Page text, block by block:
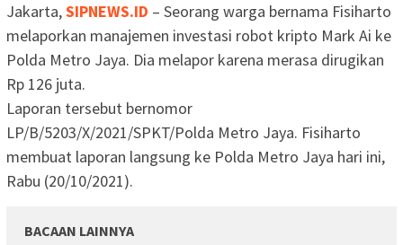
Jakarta,SIPNEWS.ID – Seorang warga bernama Fisiharto
melaporkan manajemen investasi robot kripto Mark Ai ke
Polda Metro Jaya. Dia melapor karena merasa dirugikan
Rp 126 juta.
Laporan tersebut bernomor
LP/B/5203/X/2021/SPKT/Polda Metro Jaya. Fisiharto
membuat laporan langsung ke Polda Metro Jaya hari ini,
Rabu (20/10/2021).
BACAAN LAINNYA